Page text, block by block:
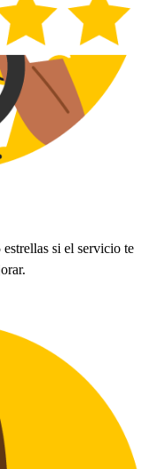
estrellas si el servicio te